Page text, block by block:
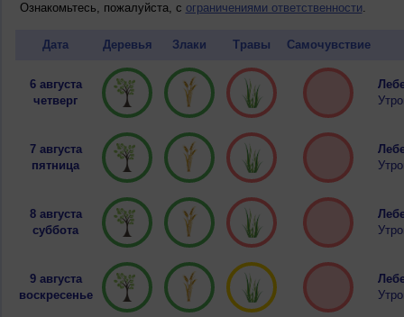
Ознакомьтесь, пожалуйста, с ограничениями ответственности.
Дата Деревья Злаки Травы Самочувствие
6 августа
четверг
7 августа
пятница
8 августа
суббота
9 августа
воскресенье